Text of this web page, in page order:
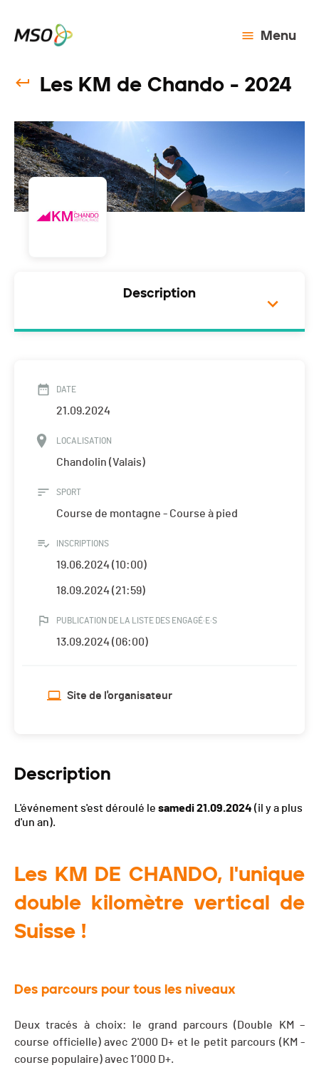
Menu
Les KM de Chando - 2024
Description
DATE
21.09.2024
LOCALISATION
Chandolin (Valais)
SPORT
Course de montagne - Course à pied
INSCRIPTIONS
19.06.2024 (10:00)
18.09.2024 (21:59)
PUBLICATION DE LA LISTE DES ENGAGÉ·E·S
13.09.2024 (06:00)
Site de l'organisateur
Description
L'événement s'est déroulé le samedi 21.09.2024 (il y a plus
d'un an).
Les KM DE CHANDO, l'unique
double kilomètre vertical de
Suisse !
Des parcours pour tous les niveaux
Deux tracés à choix: le grand parcours (Double KM –
course officielle) avec 2'000 D+ et le petit parcours (KM -
course populaire) avec 1’000 D+.